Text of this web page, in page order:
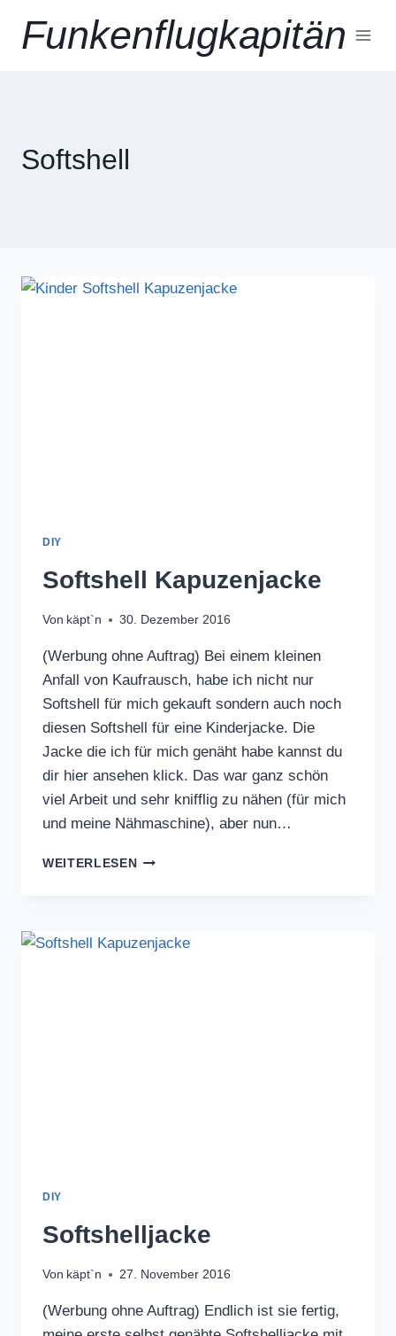
InhaltFunkenflugkapitän
Softshell
DIY
Softshell Kapuzenjacke
Von käpt`n 30. Dezember 2016
(Werbung ohne Auftrag) Bei einem kleinen
Anfall von Kaufrausch, habe ich nicht nur
Softshell für mich gekauft sondern auch noch
diesen Softshell für eine Kinderjacke. Die
Jacke die ich für mich genäht habe kannst du
dir hier ansehen klick. Das war ganz schön
viel Arbeit und sehr knifflig zu nähen (für mich
und meine Nähmaschine), aber nun…
WEITERLESENSOFTSHELL
DIY
Softshelljacke
Von käpt`n 27. November 2016
(Werbung ohne Auftrag) Endlich ist sie fertig,